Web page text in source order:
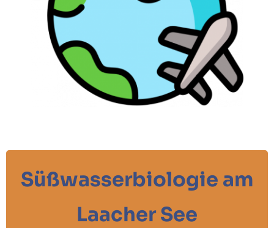
Süßwasserbiologie am
Laacher See